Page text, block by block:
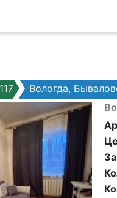
Вологда,